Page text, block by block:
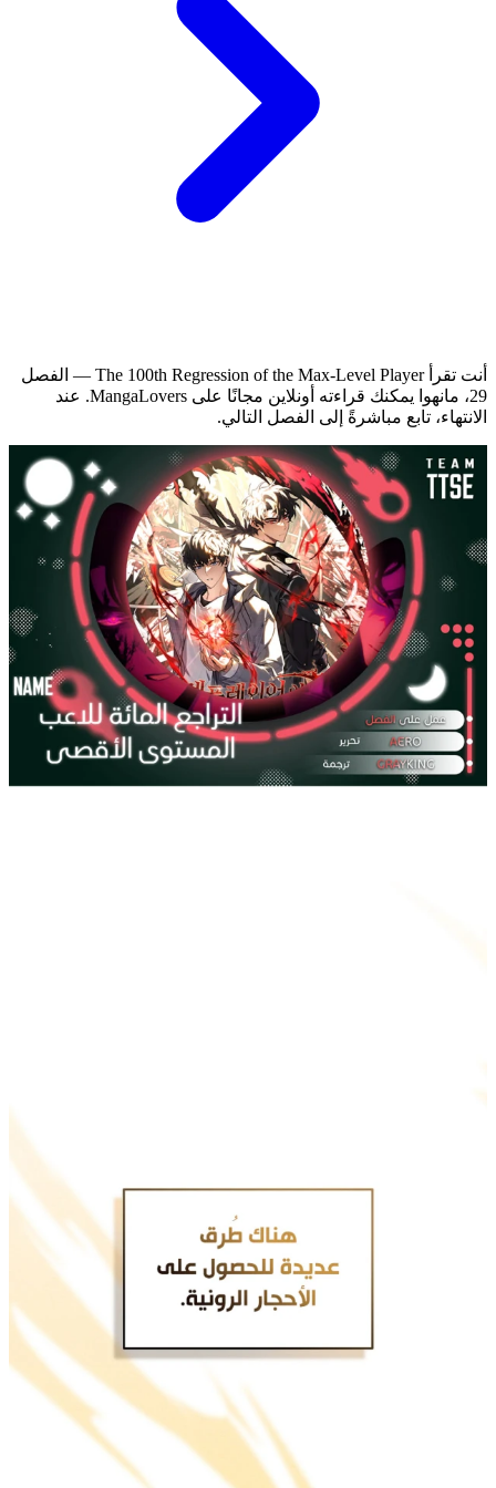
أنت تقرأ The 100th Regression of the Max-Level Player — الفصل
29، مانهوا يمكنك قراءته أونلاين مجانًا على MangaLovers.
عند
الانتهاء، تابع مباشرةً إلى الفصل التالي.